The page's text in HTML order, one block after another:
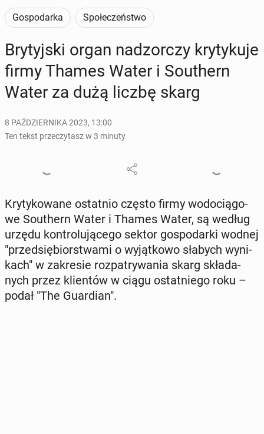
Gospodarka Społeczeństwo
Bry­tyj­ski organ nad­zor­czy kry­ty­ku­je
firmy Thames Water i So­uthern
Water za dużą liczbę skarg
8 PAŹDZIERNIKA 2023, 13:00
Ten tekst przeczytasz w 3 minuty
Kry­ty­ko­wa­ne ostat­nio często firmy wo­do­cią­go­
we So­uthern Water i Thames Water, są według
urzędu kon­tro­lu­ją­ce­go sektor go­spo­dar­ki wodnej
"przed­się­bior­stwa­mi o wy­jąt­ko­wo słabych wy­ni­
kach" w za­kre­sie roz­pa­try­wa­nia skarg skła­da­
nych przez klien­tów w ciągu ostat­nie­go roku –
podał "The Gu­ar­dian".